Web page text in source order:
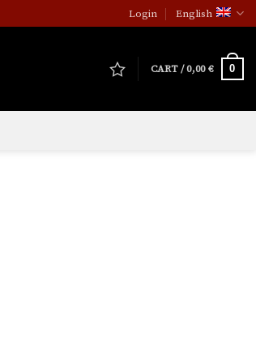
Login English
CART /0,00€ 0